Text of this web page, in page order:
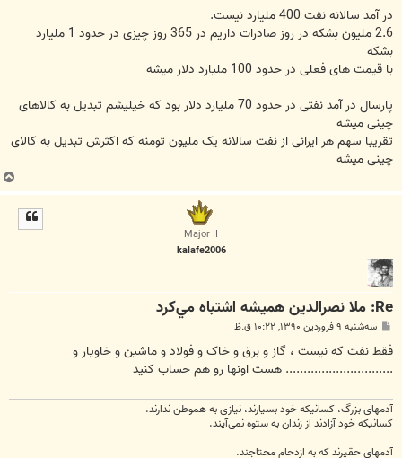
ت
در آمد سالانه نفت 400 ملیارد نیست.
2.6 ملیون بشکه در روز صادرات داریم در 365 روز چیزی در حدود 1 ملیارد
بشکه
با قیمت های فعلی در حدود 100 ملیارد دلار میشه
پارسال در آمد نفتی در حدود 70 ملیارد دلار بود که خیلیشم تبدیل به کالاهای
چینی میشه
تقریبا سهم هر ایرانی از نفت سالانه یک ملیون تومنه که اکثرش تبدیل به کالای
چینی میشه
Major II
kalafe2006
Re: ملا نصرالدين هميشه اشتباه مي‌كرد
ت
سه‌شنبه ۹ فروردین ۱۳۹۰, ۱۰:۲۲ ق.ظ
فقط نفت که نیست ، گاز و برق و خاک و فولاد و ماشین و خاویار و
.............................. هست اونها رو هم حساب کنید
آدمهای بزرگ، کسانیکه خود بسیارند، نیازی به هموطن ندارند.
کسانیکه خود آزادند از زندان به ستوه نمی‌آیند.
آدمهای حقیرند که به ازدحام محتاجند.